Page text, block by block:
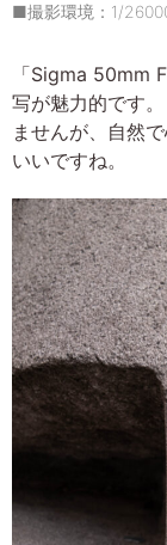
■撮影環境：1/
「Sigma 50mm
写が魅力的です
ませんが、自然
いいですね。